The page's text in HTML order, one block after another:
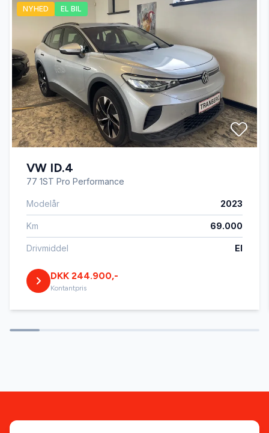
Fartpilot
Fjernbetjent centrallås
Kørecomputer
Læderrat
Parkeringssensor bagved
Parkeringssensor foran
Service OK
Servostyring
NYHED EL BIL
VW ID.4
77 1ST Pro Performance
Modelår 2023
Km 69.000
Drivmiddel El
DKK 244.900,-
Kontantpris